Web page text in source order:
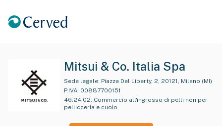
Mitsui & Co. Italia Spa
Sede legale: Piazza Del Liberty, 2, 20121, Milano (MI)
P.IVA: 00887700151
46.24.02: Commercio all'ingrosso di pelli non per
pellicceria e cuoio